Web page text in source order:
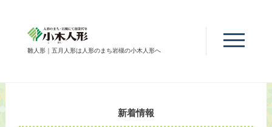
雛人形｜五月人形は人形のまち岩槻の小木人形へ
新着情報